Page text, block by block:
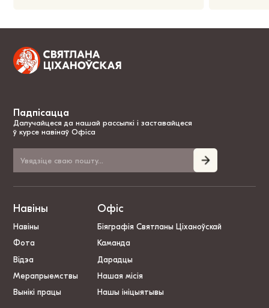
Падпісацца
Далучайцеся да нашай рассылкі і заставайцеся
ў курсе навінаў Офіса
Навіны
Навіны
Фота
Відэа
Мерапрыемствы
Вынікі працы
Офіс
Біяграфія Святланы Ціханоўскай
Каманда
Дарадцы
Нашая місія
Нашы ініцыятывы